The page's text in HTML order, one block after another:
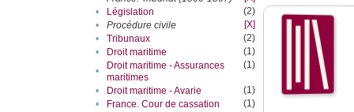
•
Législation
(2)
•
Procédure civile
[X]
•
Tribunaux
(2)
•
Droit maritime
(1)
•
Droit maritime - Assurances
maritimes
(1)
• Droit maritime - Avarie
(1)
•
France. Cour de cassation
(1)